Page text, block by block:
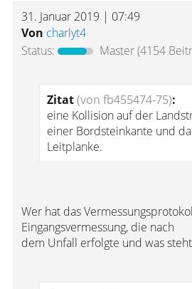
31. Januar 2019 | 07:49
Von charlyt4
Status:
Master(4154
Zitat(von fb455474-75):
eine Kollision auf der
einer Bordsteinkante und
Leitplanke.
Wer hat das
Eingangsvermessung, die nach
dem Unfall erfolgte und was